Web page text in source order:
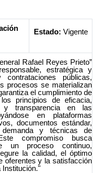
Estado: Vigente
Rafael Reyes Prieto”
estratégica y
públicas,
procesos se materializan
el cumplimiento de
principios de eficacia,
y transparencia en las
en plataformas
documentos estándar,
y técnicas de
compromiso busca
un proceso continuo,
la calidad, el óptimo
oferentes y la satisfacción
Institución."